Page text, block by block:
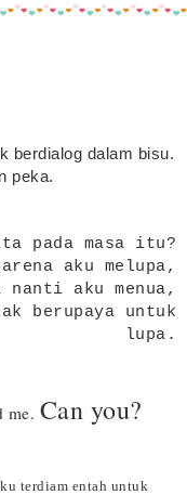
berdialog dalam bisu.
peka.
pada masa itu?
aku melupa,
aku menua,
berupaya untuk
lupa.
me. Can you?
terdiam entah untuk